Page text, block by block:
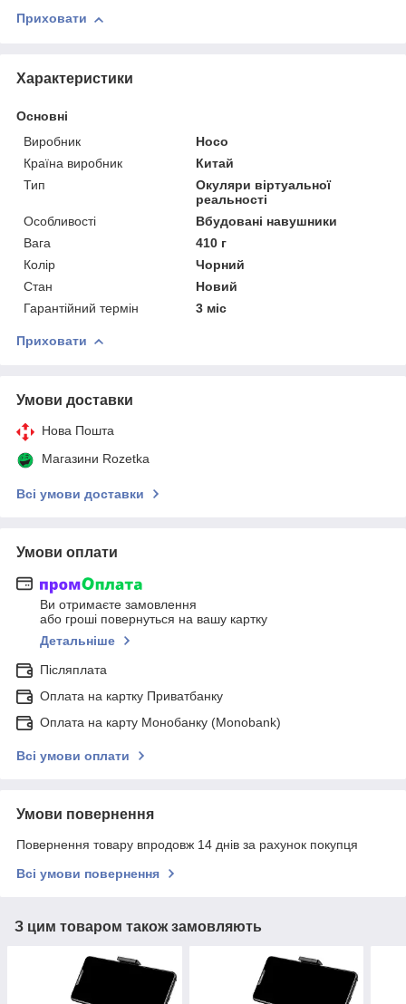
Приховати
Характеристики
Основні
Виробник
Hoco
Країна виробник
Китай
Тип
Окуляри віртуальної
реальності
Особливості
Вбудовані навушники
Вага
410 г
Колір
Чорний
Стан
Новий
Гарантійний термін
3 міс
Приховати
Умови доставки
Нова Пошта
Магазини Rozetka
Всі умови доставки
Умови оплати
Ви отримаєте замовлення
або гроші повернуться на вашу картку
Детальніше
Післяплата
Оплата на картку Приватбанку
Оплата на карту Монобанку (Monobank)
Всі умови оплати
Умови повернення
Повернення товару впродовж 14 днів за рахунок покупця
Всі умови повернення
З цим товаром також замовляють